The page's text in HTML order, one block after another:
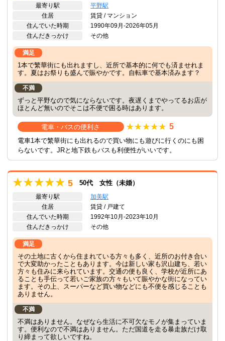
最寄り駅
平野駅
住居
賃貸 / マンション
住んでいた時期
1990年09月-2026年05月
住んだきっかけ
その他
満足
1本で繁華街にも出れますし、近所で基本的に何でも済ませれま
す。夏はお祭りも盛んで賑やかです。自転車で基本済みます？
不満
ずっと平野なので気にならないです。夜遅くまでやってるお店が
ほとんど無いのでそこは不便で困る時はあります。
電車・バスの便利さ 5
電車1本で繁華街にも出れるので買い物にも遊びに行くのにも困
らないです。JRと地下鉄もバスも利便性がいいです。
5 50代 女性（未婚）
最寄り駅
加美駅
住居
賃貸 / 戸建て
住んでいた時期
1992年10月-2023年10月
住んだきっかけ
その他
満足
その土地に古くから住まれている方々も多く、近所のお付き合い
で大変助かったこともあります。今は新しい家も沢山建ち、若い
方々も住みに来られています。交通の便も良く、学校が近所にあ
ることも手伝って若いご家族の方々もいて賑やかな街になってい
ます。その上、スーパーなど買い物などにも不便を感じることも
ありません。
不満
不満はありません。なぜなら生活に不可欠なモノが集まっていま
す。便利なので不満はありません。ただ国道を走る暴走族だけ取
り締まって欲しいですね。